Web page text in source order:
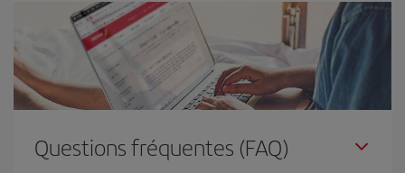
Questions fréquentes (FAQ)